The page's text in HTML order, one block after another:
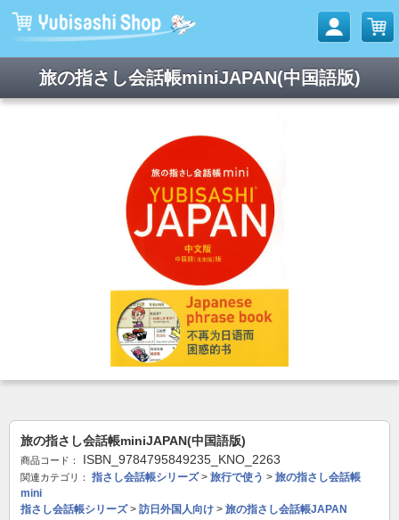
旅の指さし会話帳miniJAPAN(中国語版)
旅の指さし会話帳miniJAPAN(中国語版)
商品コード： ISBN_9784795849235_KNO_2263
関連カテゴリ： 指さし会話帳シリーズ> 旅行で使う > 旅の指さし会話帳
mini
指さし会話帳シリーズ> 訪日外国人向け > 旅の指さし会話帳JAPAN